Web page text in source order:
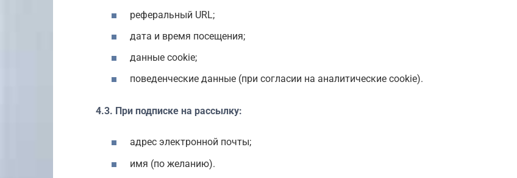
реферальный URL;
дата и время посещения;
данные cookie;
поведенческие данные (при согласии на аналитические cookie).
4.3. При подписке на рассылку:
адрес электронной почты;
имя (по желанию).